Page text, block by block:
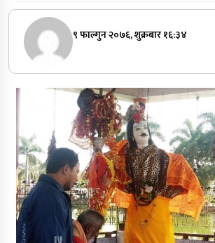
९ फाल्गुन २०७६, शुक्रबार १६:३४